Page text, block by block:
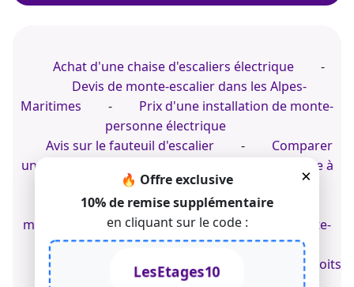
×
🔥 Offre exclusive
10% de remise supplémentaire
en cliquant sur le code :
LesEtages10
Achat d'une chaise d'escaliers électrique
-
Devis de monte-escalier dans les Alpes-
Maritimes
-
Prix d'une installation de monte-
personne électrique
Avis sur le fauteuil d'escalier
-
Comparer
un siège monte-escalier
Monte-personne à
Blois
Chaise d'escalier adaptée
-
Devis de
monte-personne pour jardin
-
Devis monte-
escalier droit
© 2022-2026 TK Home Solutions - CGV - Tous droits